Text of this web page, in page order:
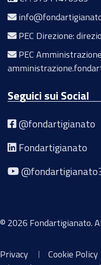
PEC Direzione:
PEC
Seguici sui Social
@fondartigianato
Fondartigianato
© 2026 Fondartigianato.
Privacy Cookie Policy